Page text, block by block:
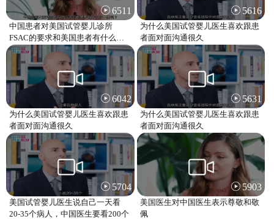
6511
中国患者对美国试管婴儿诊所
FSAC的要求和美国患者有什么不
一样
5616
为什么美国试管婴儿医生喜欢跟患
者面对面沟通很久
6042
为什么美国试管婴儿医生喜欢跟患
者面对面沟通很久
5631
为什么美国试管婴儿医生喜欢跟患
者面对面沟通很久
5704
美国试管婴儿医生说自己一天看
20-35个病人，中国医生要看200个
5903
美国医生对中国医生表示尊敬和敬
佩